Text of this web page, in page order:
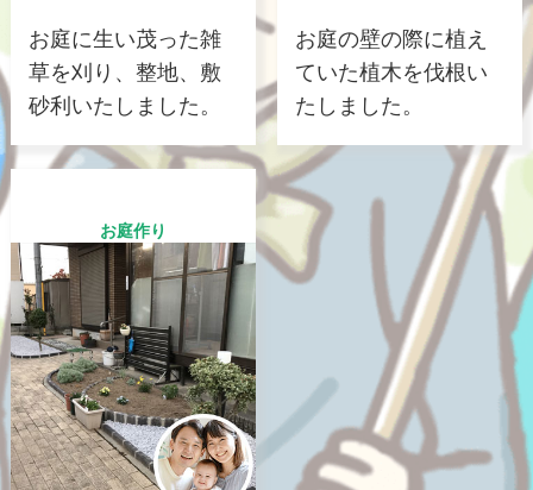
お庭に生い茂った雑
草を刈り、整地、敷
砂利いたしました。
お庭の壁の際に植え
ていた植木を伐根い
たしました。
お庭作り